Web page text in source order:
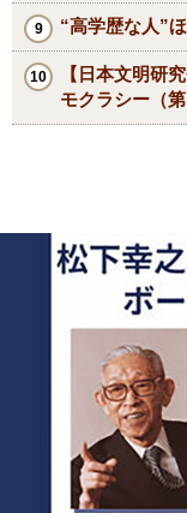
“高学歴な人”
【日本文明研
モクラシー（第